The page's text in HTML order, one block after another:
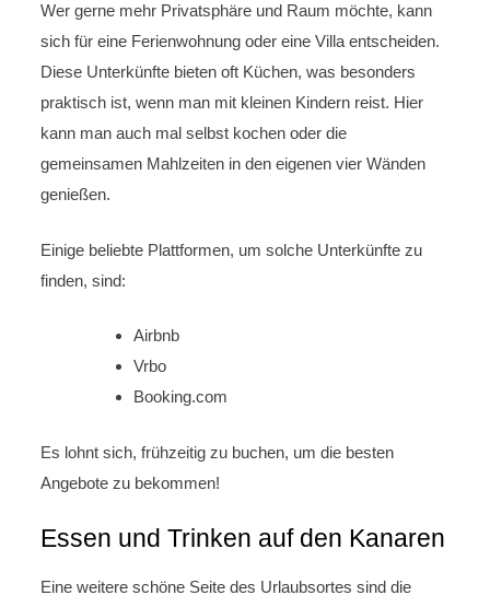
Wer gerne mehr Privatsphäre und Raum möchte, kann
sich für eine Ferienwohnung oder eine Villa entscheiden.
Diese Unterkünfte bieten oft Küchen, was besonders
praktisch ist, wenn man mit kleinen Kindern reist. Hier
kann man auch mal selbst kochen oder die
gemeinsamen Mahlzeiten in den eigenen vier Wänden
genießen.
Einige beliebte Plattformen, um solche Unterkünfte zu
finden, sind:
Airbnb
Vrbo
Booking.com
Es lohnt sich, frühzeitig zu buchen, um die besten
Angebote zu bekommen!
Essen und Trinken auf den Kanaren
Eine weitere schöne Seite des Urlaubsortes sind die